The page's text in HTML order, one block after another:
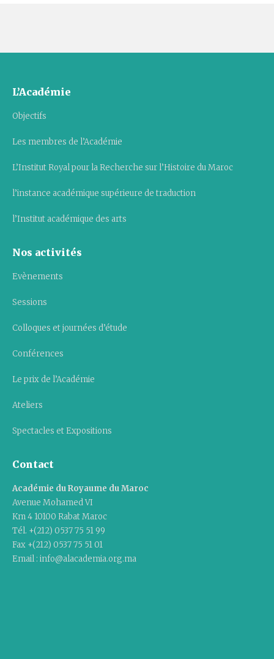
L’Académie
Objectifs
Les membres de l’Académie
L’Institut Royal pour la Recherche sur l’Histoire du Maroc
l’instance académique supérieure de traduction
l’Institut académique des arts
Nos activités
Evènements
Sessions
Colloques et journées d’étude
Conférences
Le prix de l’Académie
Ateliers
Spectacles et Expositions
Contact
Académie du Royaume du Maroc
Avenue Mohamed VI
Km 4 10100 Rabat Maroc
Tél. +(212) 0537 75 51 99
Fax +(212) 0537 75 51 01
Email : info@alacademia.org.ma